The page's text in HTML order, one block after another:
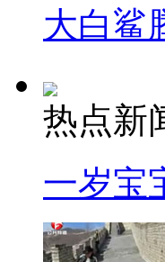
大白鲨
热点新
一岁宝